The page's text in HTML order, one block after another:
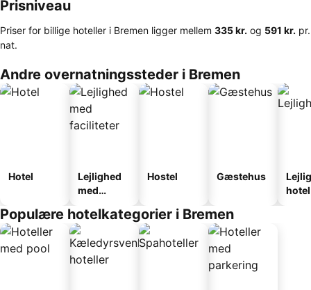
Prisniveau
Priser for billige hoteller i Bremen ligger mellem ‎335 kr. og ‎591 kr. pr.
nat.
Andre overnatningssteder i Bremen
Hotel
Lejlighed
med
Hostel Gæstehus
hotel
Populære hotelkategorier i Bremen